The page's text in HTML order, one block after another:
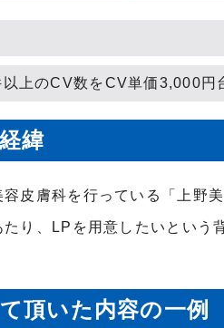
上のCV数をCV単価3,000円
緯
容皮膚科を行っている 「上野
り、LPを用意したいという
頂いた内容の一例